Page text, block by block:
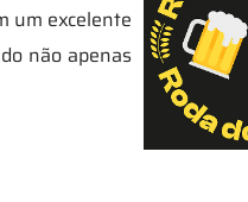
um excelente
não apenas